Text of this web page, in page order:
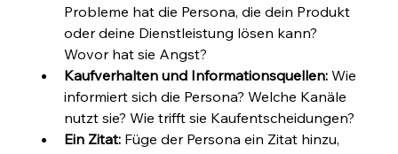
Probleme hat die Persona, die dein Produkt
oder deine Dienstleistung lösen kann?
Wovor hat sie Angst?
Kaufverhalten und Informationsquellen: Wie
informiert sich die Persona? Welche Kanäle
nutzt sie? Wie trifft sie Kaufentscheidungen?
Ein Zitat: Füge der Persona ein Zitat hinzu,